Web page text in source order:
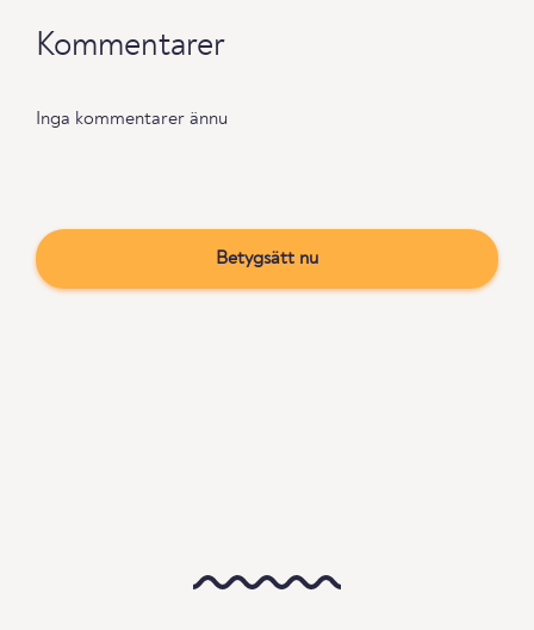
Kommentarer
Inga kommentarer ännu
Betygsätt nu